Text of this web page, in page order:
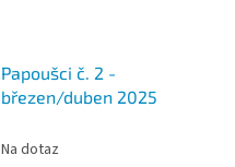
Papoušci č. 2 -
březen/duben 2025
Na dotaz